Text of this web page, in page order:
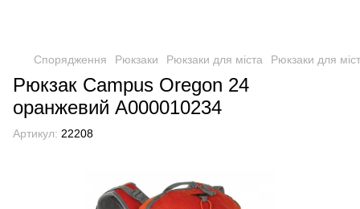
Спорядження Рюкзаки Рюкзаки для міста Рюкзаки для
Рюкзак Campus Oregon 24
оранжевий А000010234
Артикул: 22208